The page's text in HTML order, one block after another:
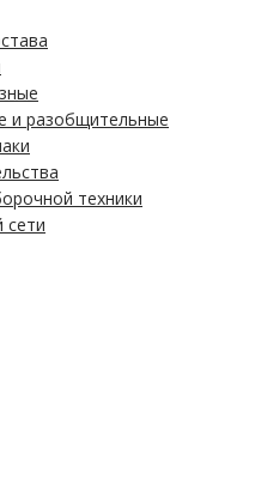
и разобщительные
техники
сети